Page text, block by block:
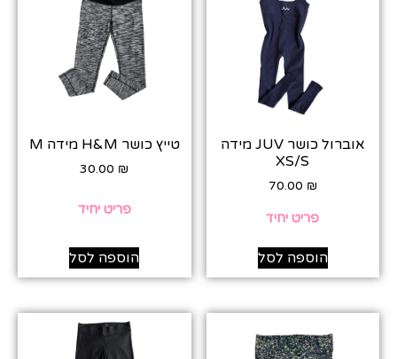
אוברול כושר JUV מידה
XS/S
70.00 ₪
פריט יחיד
הוספה לסל
טייץ כושר H&M מידה M
30.00 ₪
פריט יחיד
הוספה לסל